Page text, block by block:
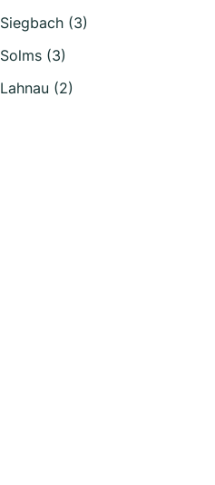
Siegbach (3)
Solms (3)
Lahnau (2)